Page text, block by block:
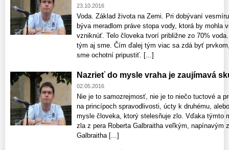
23.10.2016
Voda. Základ života na Zemi. Pri dobývaní
býva meradlom práve stopa vody, ktorá by mohla
vzniknúť. Telo človeka tvorí približne zo 70%
tým aj sme. Čím ďalej tým viac sa zdá byť
sme ochotní pripustiť. [...]
Nazrieť do mysle vraha je zaujímavá
02.05.2016
Nie je to samozrejmosť, nie je to niečo tuctové a
na princípoch spravodlivosti, úcty k druhému,
mysle človeka, ktorý stelesňuje zlo. Vďaka týmto
zla z pera Roberta Galbraitha veľkým, napínavým
Galbraitha [...]